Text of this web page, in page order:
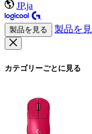
JP,ja
製品を見る 製品を
カテゴリーごとに見る